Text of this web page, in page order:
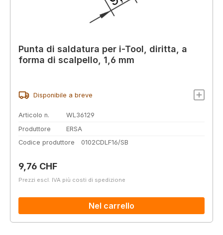
Punta di saldatura per i-Tool, diritta, a
forma di scalpello, 1,6 mm
Disponibile a breve
Articolo n.
WL36129
Produttore
ERSA
Codice produttore
0102CDLF16/SB
Prezzo normale:
9,76 CHF
Prezzi escl. IVA più costi di spedizione
Nel carrello